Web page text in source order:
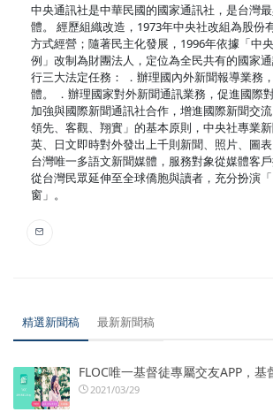
中央通訊社是中華民國的國家通訊社，是台灣
體。 經歷組織改造，1973年中央社改組為股份
方式經營；隨著民主化發展，1996年依據「中
例」改制為財團法人，定位為全民共有的國家
行三大法定任務： ．辦理國內外新聞報導業務
體。 ．辦理國家對外新聞通訊業務，促進國際
加強與國際新聞通訊社合作，增進國際新聞交流
領先、客觀、翔實」的基本原則，中央社專業新
英、日文即時對外發出上千則新聞、照片、圖
台灣唯一多語文新聞媒體，服務對象從媒體客
從台灣民眾延伸至全球僑胞與讀者，充分扮演
窗」。
精選新聞稿 最新新聞稿
FLOC唯一基督徒專屬交友APP，基
2021/03/29